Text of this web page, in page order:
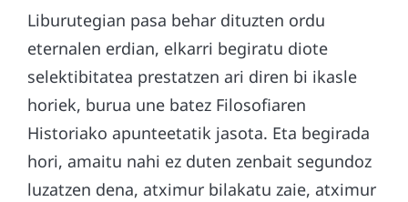
Liburutegian pasa behar dituzten ordu
eternalen erdian, elkarri begiratu diote
selektibitatea prestatzen ari diren bi ikasle
horiek, burua une batez Filosofiaren
Historiako apunteetatik jasota. Eta begirada
hori, amaitu nahi ez duten zenbait segundoz
luzatzen dena, atximur bilakatu zaie, atximur